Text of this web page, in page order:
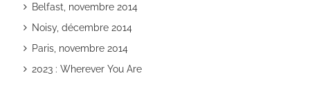
Belfast, novembre 2014
Noisy, décembre 2014
Paris, novembre 2014
2023 : Wherever You Are